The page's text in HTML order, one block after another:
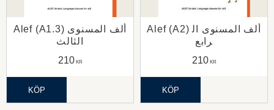
Alef (A1.3) ألف المسنوى
الثالث
210KR
KÖP
Alef (A2) ألف المسنوى ال
رابع
210KR
KÖP